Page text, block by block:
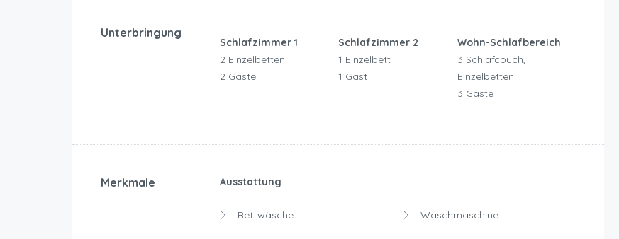
Unterbringung
Schlafzimmer 1
2 Einzelbetten
2 Gäste
Schlafzimmer 2
1 Einzelbett
1 Gast
Wohn-Schlafbereich
3 Schlafcouch,
Einzelbetten
3 Gäste
Merkmale Ausstattung
Bettwäsche Waschmaschine